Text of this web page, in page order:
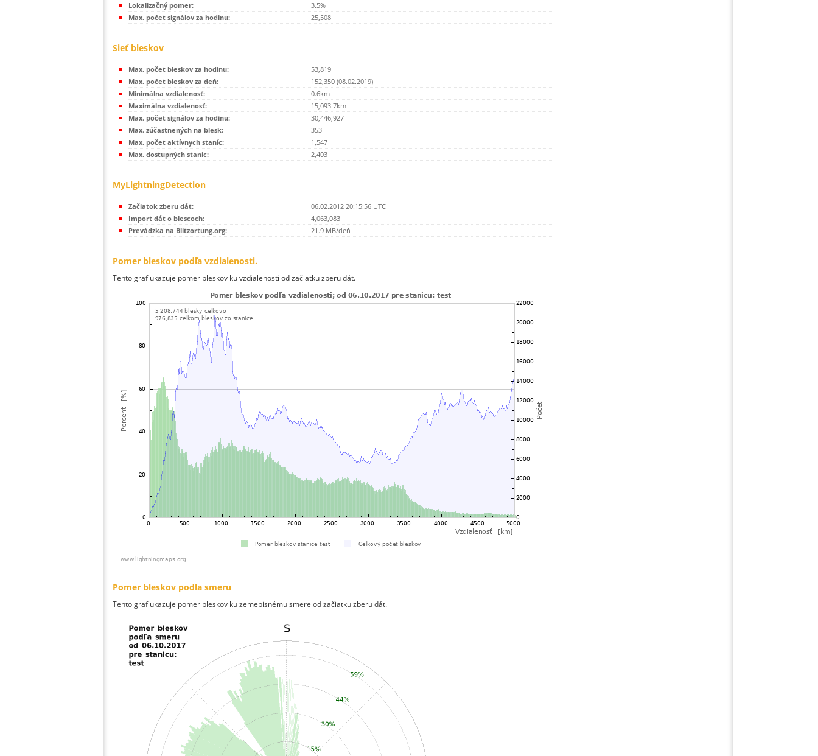
Lokalizačný pomer:
3.5%
Max. počet signálov za hodinu:
25,508
Sieť bleskov
Max. počet bleskov za hodinu:
53,819
Max. počet bleskov za deň:
152,350 (08.02.2019)
Minimálna vzdialenosť:
0.6km
Maximálna vzdialenosť:
15,093.7km
Max. počet signálov za hodinu:
30,446,927
Max. zúčastnených na blesk:
353
Max. počet aktívnych staníc:
1,547
Max. dostupných staníc:
2,403
MyLightningDetection
Začiatok zberu dát:
06.02.2012 20:15:56 UTC
Import dát o blescoch:
4,063,083
Prevádzka na Blitzortung.org:
21.9 MB/deň
Pomer bleskov podľa vzdialenosti.
Tento graf ukazuje pomer bleskov ku vzdialenosti od začiatku zberu dát.
Pomer bleskov podla smeru
Tento graf ukazuje pomer bleskov ku zemepisnému smere od začiatku zberu dát.